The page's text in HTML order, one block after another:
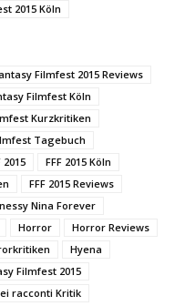
2015 Köln
Filmfest 2015 Reviews
Filmfest Köln
Kurzkritiken
Tagebuch
2015
FFF 2015 Köln
FFF 2015 Reviews
Nina Forever
Horror
Horror Reviews
Hyena
Filmfest 2015
racconti Kritik